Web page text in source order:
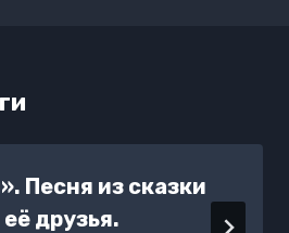
Песня из сказки
друзья.